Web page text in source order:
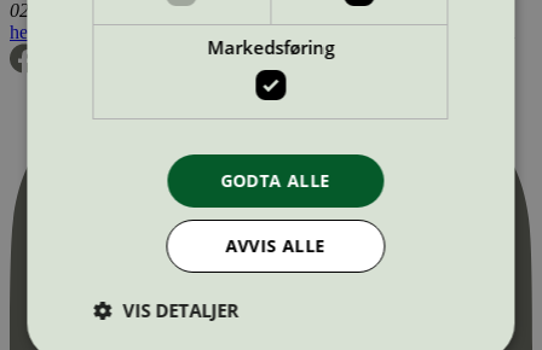
0255 Oslo
hei@svanemerket.no Tlf:24 14 46 00 Org. nr: 971 279 362 MVA
Markedsføring
GODTA ALLE
AVVIS ALLE
VIS DETALJER